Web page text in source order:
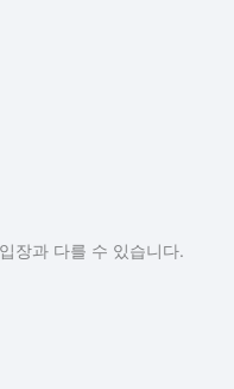
장과 다를 수 있습니다.